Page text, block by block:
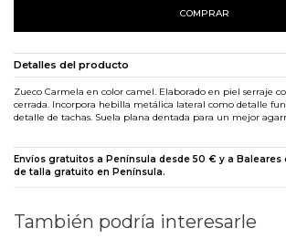
COMPRAR
Detalles del producto
Zueco Carmela en color camel. Elaborado en piel serraje
cerrada. Incorpora hebilla metálica lateral como detalle
detalle de tachas. Suela plana dentada para un mejor
Envíos gratuitos a Península desde 50 € y a Baleares
de talla gratuito en Península.
También podría interesarle